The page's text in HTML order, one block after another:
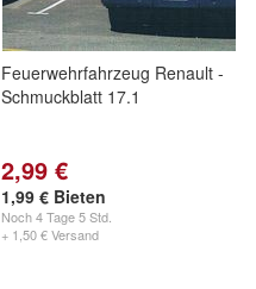
Feuerwehrfahrzeug Renault -
Schmuckblatt 17.1
2,99 €
1,99 € Bieten
Noch4 Tage 5 Std.
+ 1,50 € Versand